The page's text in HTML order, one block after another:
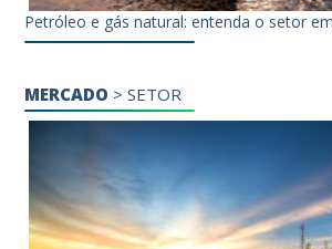
Petróleo e gás natural: entenda o setor
MERCADO >SETOR